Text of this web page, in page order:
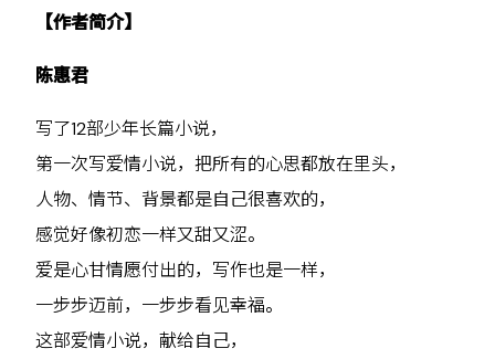
【作者简介】
陈惠君
写了12部少年长篇小说，
第一次写爱情小说，把所有的心思都放在里头，
人物、情节、背景都是自己很喜欢的，
感觉好像初恋一样又甜又涩。
爱是心甘情愿付出的，写作也是一样，
一步步迈前，一步步看见幸福。
这部爱情小说，献给自己，